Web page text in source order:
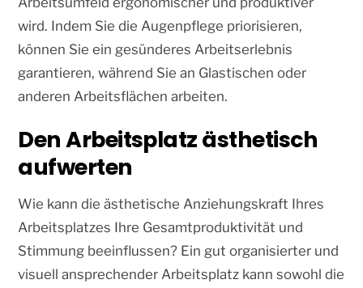
wird. Indem Sie die Augenpflege priorisieren,
können Sie ein gesünderes Arbeitserlebnis
garantieren, während Sie an Glastischen oder
anderen Arbeitsflächen arbeiten.
Den Arbeitsplatz ästhetisch
aufwerten
Wie kann die ästhetische Anziehungskraft Ihres
Arbeitsplatzes Ihre Gesamtproduktivität und
Stimmung beeinflussen? Ein gut organisierter und
visuell ansprechender Arbeitsplatz kann sowohl die